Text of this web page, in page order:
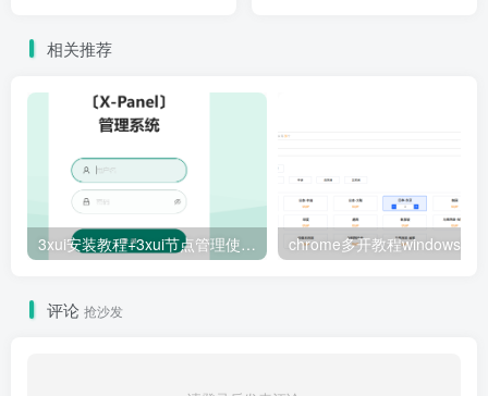
相关推荐
3xui安装教程+3xui节点管理使用教程xray+内地加速脚本解决安装失败
评论 抢沙发